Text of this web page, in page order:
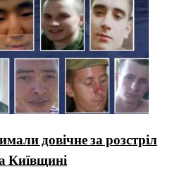
довічне за розстріл
Київщині